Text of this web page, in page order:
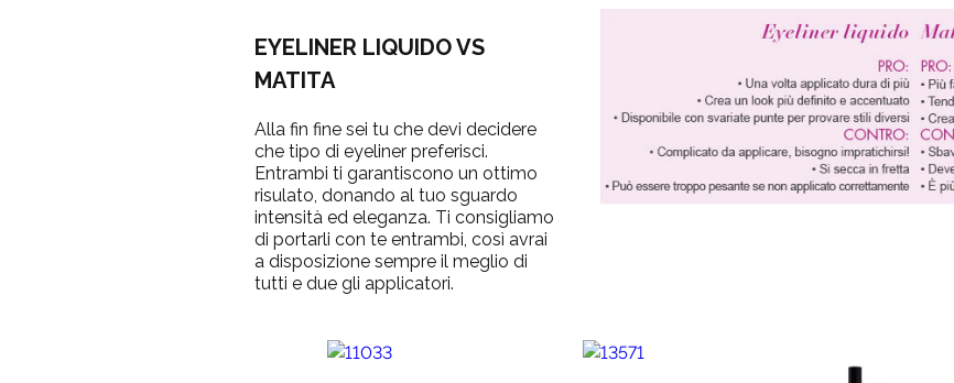
EYELINER LIQUIDO VS
MATITA
Alla fin fine sei tu che devi decidere
che tipo di eyeliner preferisci.
Entrambi ti garantiscono un ottimo
risulato, donando al tuo sguardo
intensità ed eleganza. Ti consigliamo
di portarli con te entrambi, così avrai
a disposizione sempre il meglio di
tutti e due gli applicatori.